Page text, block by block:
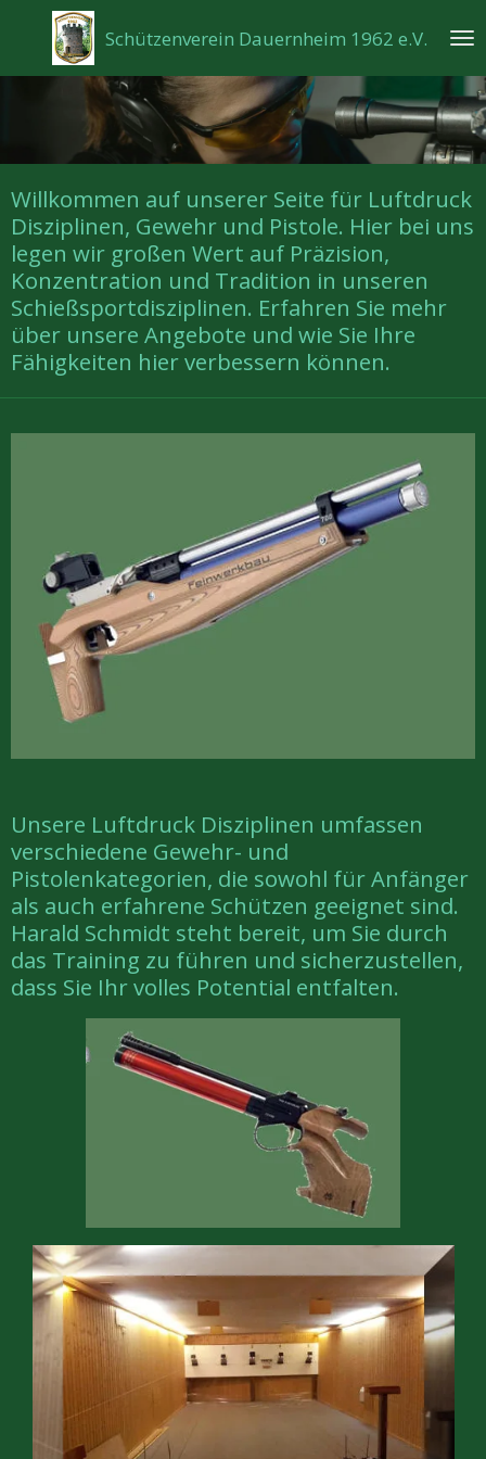
Hauptinhalt
springen
Schützenverein Dauernheim 1962 e.V.
Willkommen auf unserer Seite für Luftdruck
Disziplinen, Gewehr und Pistole. Hier bei uns
legen wir großen Wert auf Präzision,
Konzentration und Tradition in unseren
Schießsportdisziplinen. Erfahren Sie mehr
über unsere Angebote und wie Sie Ihre
Fähigkeiten hier verbessern können.
Unsere Luftdruck Disziplinen umfassen
verschiedene Gewehr- und
Pistolenkategorien, die sowohl für Anfänger
als auch erfahrene Schützen geeignet sind.
Harald Schmidt steht bereit, um Sie durch
das Training zu führen und sicherzustellen,
dass Sie Ihr volles Potential entfalten.